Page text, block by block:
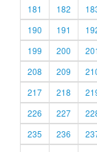
181
182
190
191
199
200
208
209
217
218
226
227
235
236